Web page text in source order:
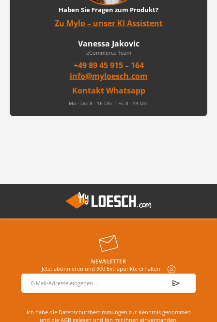
Haben Sie Fragen zum Produkt?
Zu Mylo – unser KI Assistent
Vanessa Jakovic
eCommerce Team
+49 89 45 915 – 164
info@myloesch.com
Kontakt Whatsapp
Mo - Do: 8 - 16 Uhr | Fr: 8 - 14 Uhr
NEWSLETTER
Jetzt abonnieren und 300 Extrapunkte erhalten!
E-Mail-Adresse
Ich habe die Datenschutzbestimmungen zur Kenntnis genommen
und die AGBgelesen und bin mit ihnen einverstanden.